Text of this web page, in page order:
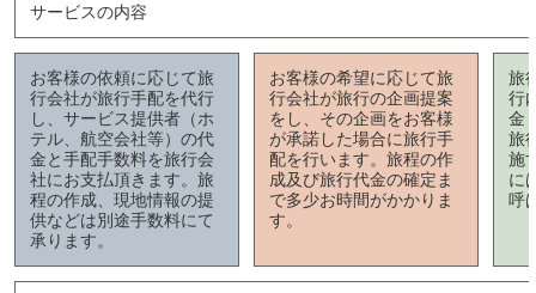
サービスの内容
お客様の依頼に応じて旅
行会社が旅行手配を代行
し、サービス提供者（ホ
テル、航空会社等）の代
金と手配手数料を旅行会
社にお支払頂きます。旅
程の作成、現地情報の提
供などは別途手数料にて
承ります。
お客様の希望に応じて旅
行会社が旅行の企画提案
をし、その企画をお客様
が承諾した場合に旅行手
配を行います。旅程の作
成及び旅行代金の確定ま
で多少お時間がかかりま
す。
旅
行
金
旅
施
に
呼